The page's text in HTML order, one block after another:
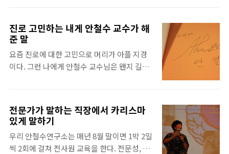
을 나타냈다. "A자형 인재를 찾기 위해 왔습니
다" 취업박람회의 모습은 그야말로 장관이었
다. 안철수연구소를 비롯하여 수많은 기업들
로 넓은 체육관이 가득 차 있었고, 그보다 훨씬
많은 수의 학생들로 마음대로 걷기도 힘들 정
서 창의력과 융합의 오픈 마인드를 가진 것이
소프트웨어 인재라고 전했다. 또한 오는 10월
개최되는 개발자 컨퍼런스인 '안랩 코어
2011'에서 현 상황 해결과 올바른 인재 양성을
-얼마전 구글이 모토롤라 모빌리티를 인수하
면서 소프트웨어 경쟁력 강화의 필요성을 느끼
고 있다. 우리나라 업체들은 이 분야에서 많이
뒤쳐졌다는 인식이 강한데 어떻게 보는가? 구
진로 고민하는 내게 안철수 교수가 해
준 말
요즘 진로에 대한 고민으로 머리가 아플 지경
이다. 그런 나에게 안철수 교수님은 왠지 길을
수님이 생각하는 지금 우리에게 필요한 것은
무엇일까? A자형 인재상의 의미 1년 전, 안철
수연구소에서 세미나를 할 때 고유의 인재상인
A자형 인재에 대해 들은 기억이 난다. A자형 인
전문가가 말하는 직장에서 카리스마
있게 말하기
우리 안철수연구소는 매년 8월 말이면 1박 2일
씩 2회에 걸쳐 전사원 교육을 한다. 전문성, 인